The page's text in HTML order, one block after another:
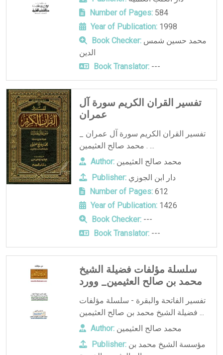
Number of Pages:584
Year of Publication:1998
Book Checker:محمد حسين شمس
الدين
Book Translator:---
تفسير القران الكريم سورة آل
عمران
تفسير القران الكريم سورة آل عمران _
محمد صالح العثيمين . ...
Author: محمد صالح العثيمين
Publisher: دار ابن الجوزي
Number of Pages:612
Year of Publication:1426
Book Checker:---
Book Translator:---
سلسلة مؤلفات فضيلة الشيخ
محمد بن صالح العثيمين_ وورد
تفسير الفاتحة والبقرة - سلسلة مؤلفات
فضيلة الشيخ محمد بن صالح العثيمين ...
Author: محمد صالح العثيمين
Publisher: مؤسسة الشيخ محمد بن